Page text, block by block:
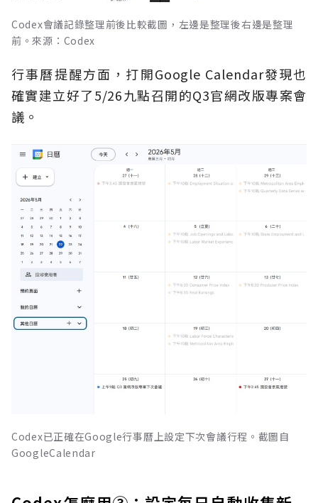
Codex會議記錄整理前後比較截圖，左邊是整理後右邊是整理
前。來源：Codex
行事曆提醒方面，打開Google Calendar發現也
確實建立好了5/26九點召開的Q3官網改版專案會
議。
Codex已正確在Google行事曆上設定下次會議行程。截圖自
GoogleCalendar